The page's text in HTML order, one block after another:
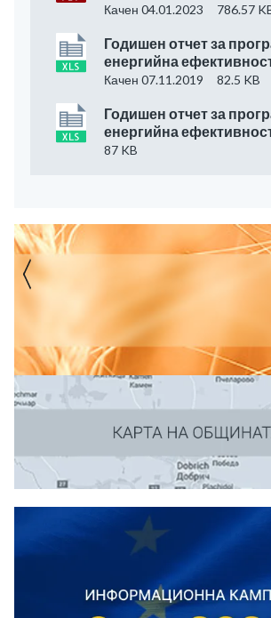
Качен 04.01.2023 786.57
Годишен отчет за
енергийна
Качен 07.11.2019 82.5 KB
Годишен отчет за
енергийна
87 KB